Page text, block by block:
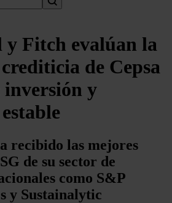
y Fitch evalúan la
de Cepsa
inversión y
recibido las mejores
de su sector de
como S&P
y Sustainalytic